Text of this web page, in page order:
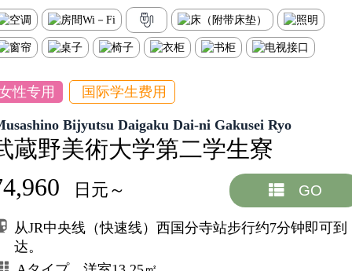
性专用 国际学生费用
Bijyutsu Daigaku Dai-ni Gakusei Ryo
蔵野美術大学第二学生寮
日元～ GO
从JR中央线（快速线）西国分寺站步行约7分钟即可到
达。